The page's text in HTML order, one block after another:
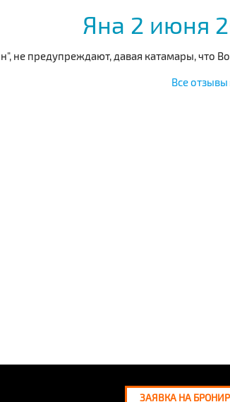
Яна 2 июня
не предупреждают, давая катамары, что
Все отзывы
ЗАЯВКА НА